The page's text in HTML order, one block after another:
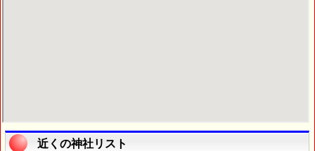
近くの神社リスト